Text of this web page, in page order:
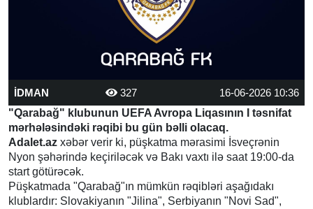
İDMAN 327
16-06-2026 10:36
"Qarabağ" klubunun UEFA Avropa Liqasının I təsnifat
mərhələsindəki rəqibi bu gün bəlli olacaq.
Adalet.az xəbər verir ki, püşkatma mərasimi İsveçrənin
Nyon şəhərində keçiriləcək və Bakı vaxtı ilə saat 19:00-da
start götürəcək.
Püşkatmada "Qarabağ"ın mümkün rəqibləri aşağıdakı
klublardır: Slovakiyanın "Jilina", Serbiyanın "Novi Sad",